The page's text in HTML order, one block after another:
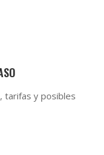
tarifas y posibles